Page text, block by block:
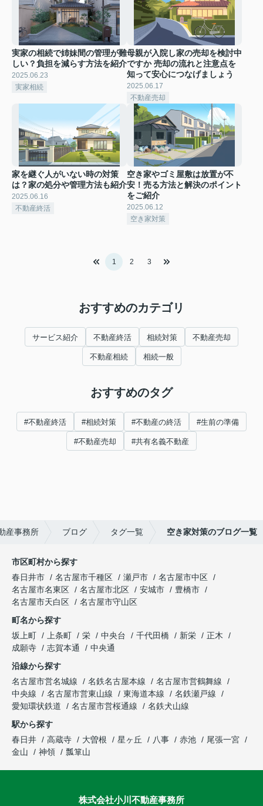
実家の相続で姉妹間の管理が難
しい？負担を減らす方法を紹介
2025.06.23
実家相続
母親が入院し家の売却を検討中
ですか 売却の流れと注意点を
知って安心につなげましょう
2025.06.17
不動産売却
家を継ぐ人がいない時の対策
は？家の処分や管理方法も紹介
2025.06.16
不動産終活
空き家やゴミ屋敷は放置が不
安！売る方法と解決のポイント
をご紹介
2025.06.12
空き家対策
1 2 3
おすすめのカテゴリ
サービス紹介 不動産終活 相続対策 不動産売却
不動産相続 相続一般
おすすめのタグ
#不動産終活 #相続対策 #不動産の終活 #生前の準備
#不動産売却 #共有名義不動産
産事務所 ブログ タグ一覧 空き家対策のブログ一覧
市区町村から探す
春日井市
名古屋市千種区 瀬戸市
名古屋市中区
名古屋市名東区
名古屋市北区 安城市
豊橋市
名古屋市天白区
名古屋市守山区
町名から探す
坂上町
上条町 栄 中央台 千代田橋 新栄
正木
成願寺
志賀本通
中央通
沿線から探す
名古屋市営名城線
名鉄名古屋本線
名古屋市営鶴舞線
中央線
名古屋市営東山線 東海道本線
名鉄瀬戸線
愛知環状鉄道
名古屋市営桜通線
名鉄犬山線
駅から探す
春日井
高蔵寺 大曽根 星ヶ丘 八事 赤池
尾張一宮
金山
神領 瓢箪山
株式会社小川不動産事務所